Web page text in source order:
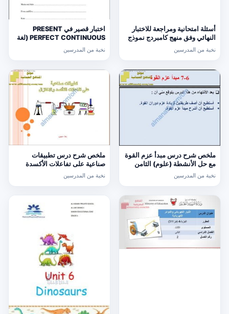
أسئلة امتحانية ومراجعة للاختبار
النهائي وفق منهج كامبردج نموذج
ثالث (رياضيات) التاسع
نخبة من المدرسين
اختبار قصير في PRESENT
PERFECT CONTINUOUS (لغة
انجليزية) حلقة ثانية
نخبة من المدرسين
ملخص شرح درس مبدأ عزم القوة
مع حل الأنشطة (علوم) الثامن
نخبة من المدرسين
ملخص شرح درس تطبيقات
صناعية على تفاعلات الأكسدة
والاختزال (نسخة محدثة) (كيمياء)
الثاني عشر
نخبة من المدرسين